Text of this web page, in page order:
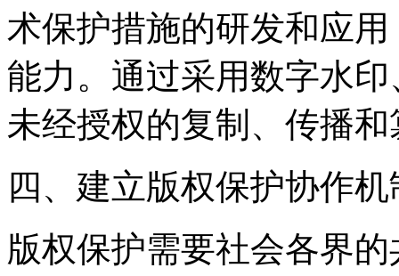
术保护措施的研发和应
能力。通过采用数字水
未经授权的复制、传播
四、建立版权保护协作机
版权保护需要社会各界